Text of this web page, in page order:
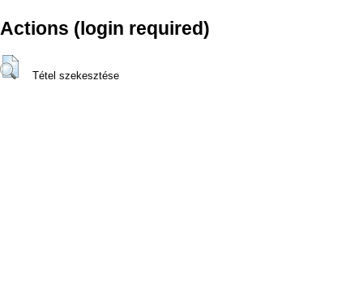
Actions (login required)
Tétel szekesztése